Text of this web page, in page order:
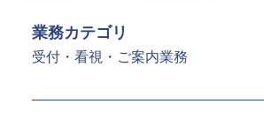
業務カテゴリ
受付・看視・ご案内業務